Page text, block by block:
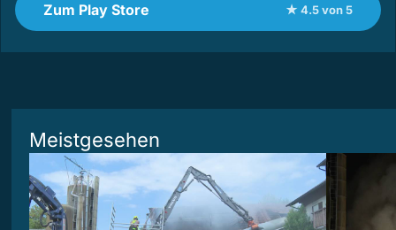
Zum Play Store ★ 4.5 von 5
Meistgesehen